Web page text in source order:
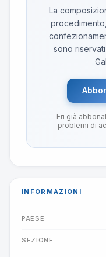
La
sono
Eri già
problemi di
INFORMAZIONI
PAESE
SEZIONE